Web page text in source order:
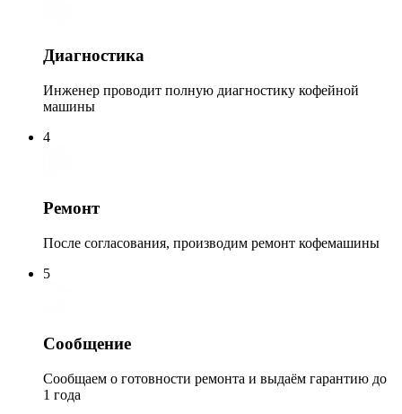
Диагностика
Инженер проводит полную диагностику кофейной
машины
4
Ремонт
После согласования, производим ремонт кофемашины
5
Сообщение
Сообщаем о готовности ремонта и выдаём гарантию до
1 года